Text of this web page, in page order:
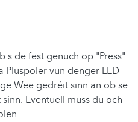
s de fest genuch op "Press"
Pluspoler vun denger LED
Wee gedréit sinn an ob se
Eventuell muss du och